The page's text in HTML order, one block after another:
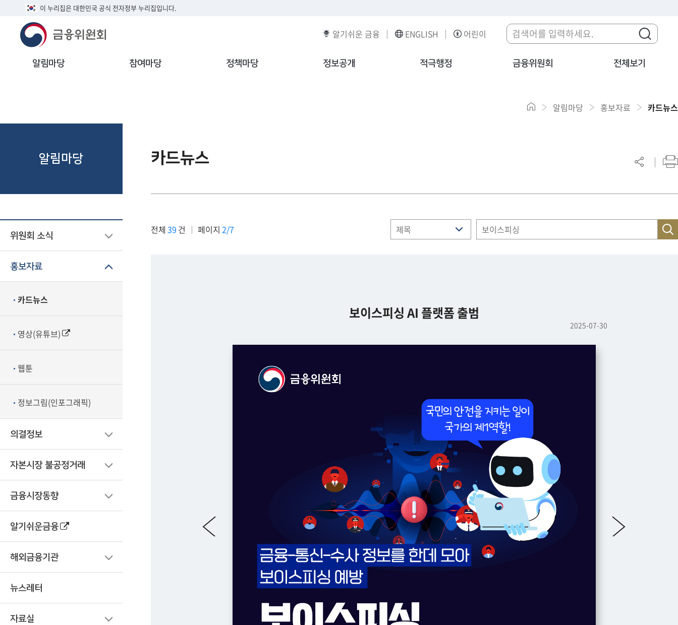
이 누리집은 대한민국 공식 전자정부 누리집입니다.
알기쉬운 금융 ENGLISH 어린이
알림마당 참여마당 정책마당 정보공개 적극행정 금융위원회 전체보기
알림마당
위원회 소식
홍보자료
카드뉴스
영상(유튜브)
웹툰
정보그림(인포그래픽)
의결정보
자본시장 불공정거래
금융시장동향
알기쉬운금융
해외금융기관
뉴스레터
자료실
알림마당 홍보자료 카드뉴스
카드뉴스
전체 39 건 페이지 2/7
보이스피싱 AI 플랫폼 출범
2025-07-30